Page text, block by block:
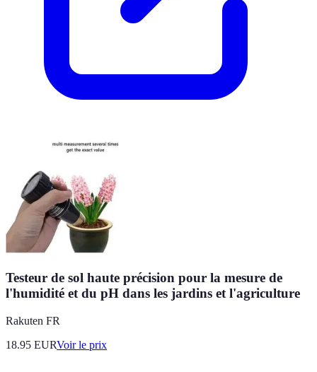
Testeur de sol haute précision pour la mesure de
l'humidité et du pH dans les jardins et l'agriculture
Rakuten FR
18.95 EURVoir le prix